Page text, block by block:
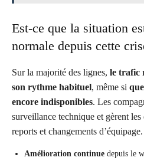
Est-ce que la situation
normale depuis cette
Sur la majorité des lignes, le trafic
son rythme habituel, même si
encore indisponibles. Les
surveillance technique et gèrent
reports et changements d’équipage.
Amélioration continue depuis le